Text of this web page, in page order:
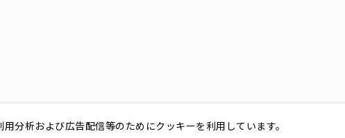
分析および広告配信等のためにクッキーを利用しています。